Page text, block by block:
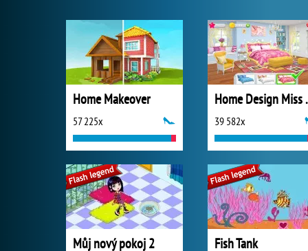
Home Makeover
57 225x
Home
39 582x
Můj nový pokoj 2 Fish Tank